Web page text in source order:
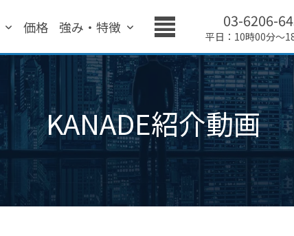
価格 強み・特徴 03-6206-
平日：10時00分～
KANADE紹介動画